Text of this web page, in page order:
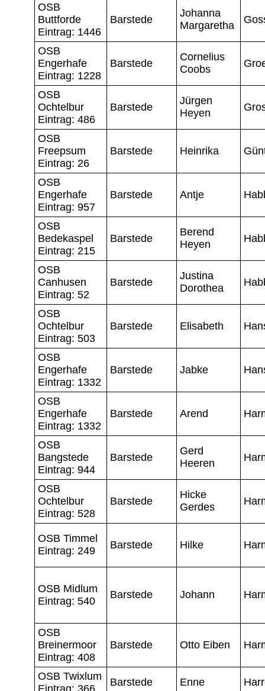
OSB
Buttforde
Eintrag: 1446
Barstede
Johanna
Margaretha
OSB
Engerhafe
Eintrag: 1228
Barstede
Cornelius
Coobs
OSB
Ochtelbur
Eintrag: 486
Barstede
Jürgen
Heyen
OSB
Freepsum
Eintrag: 26
Barstede Heinrika
OSB
Engerhafe
Eintrag: 957
Barstede Antje
OSB
Bedekaspel
Eintrag: 215
Barstede
Berend
Heyen
OSB
Canhusen
Eintrag: 52
Barstede
Justina
Dorothea
OSB
Ochtelbur
Eintrag: 503
Barstede Elisabeth
OSB
Engerhafe
Eintrag: 1332
Barstede Jabke
OSB
Engerhafe
Eintrag: 1332
Barstede Arend
OSB
Bangstede
Eintrag: 944
Barstede
Gerd
Heeren
OSB
Ochtelbur
Eintrag: 528
Barstede
Hicke
Gerdes
OSB Timmel
Eintrag: 249
Barstede Hilke
OSB Midlum
Eintrag: 540
Barstede Johann
OSB
Breinermoor
Eintrag: 408
Barstede Otto Eiben
OSB Twixlum
Eintrag: 366
Barstede Enne